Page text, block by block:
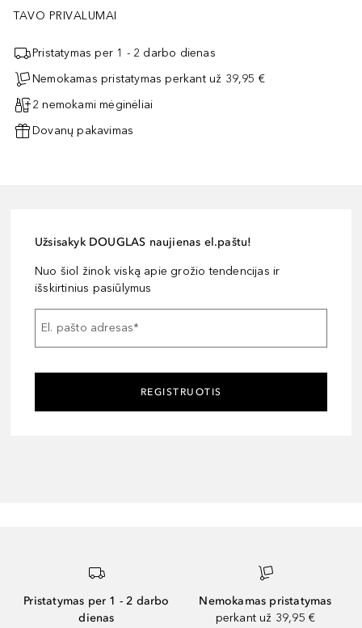
TAVO PRIVALUMAI
Pristatymas per 1 - 2 darbo dienas
Nemokamas pristatymas perkant už 39,95 €
2 nemokami mėginėliai
Dovanų pakavimas
Užsisakyk DOUGLAS naujienas el.paštu!
Nuo šiol žinok viską apie grožio tendencijas ir
išskirtinius pasiūlymus
El. pašto adresas*
REGISTRUOTIS
Pristatymas per 1 - 2 darbo
dienas
Nemokamas pristatymas
perkant už 39,95 €